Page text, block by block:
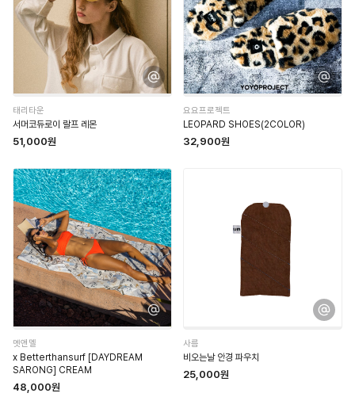
태리타운
서머코듀로이 랄프 레몬
51,000원
요요프로젝트
LEOPARD SHOES(2COLOR)
32,900원
멧앤멜
x Betterthansurf [DAYDREAM
SARONG] CREAM
48,000원
사름
비오는날 안경 파우치
25,000원